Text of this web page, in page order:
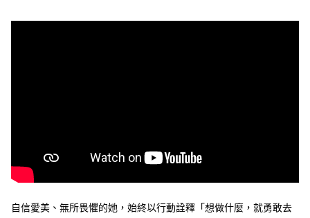
自信愛美、無所畏懼的她，始終以行動詮釋「想做什麼，就勇敢去